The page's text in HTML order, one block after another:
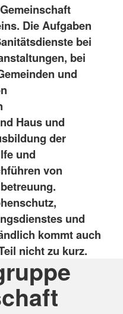
Die Aufgaben
bei
bei
und
Haus und
der
und
von
und
kommt auch
nicht zu kurz.